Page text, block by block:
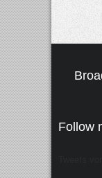
Follow